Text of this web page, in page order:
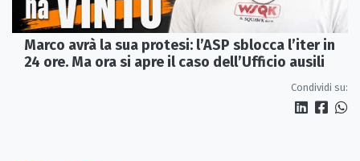
Marco avrà la sua protesi: l’ASP sblocca l’iter in
24 ore. Ma ora si apre il caso dell’Ufficio ausili
Condividi su: